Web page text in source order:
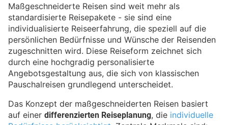
Maßgeschneiderte Reisen sind weit mehr als
standardisierte Reisepakete - sie sind eine
individualisierte Reiseerfahrung, die speziell auf die
persönlichen Bedürfnisse und Wünsche der Reisenden
zugeschnitten wird. Diese Reiseform zeichnet sich
durch eine hochgradig personalisierte
Angebotsgestaltung aus, die sich von klassischen
Pauschalreisen grundlegend unterscheidet.
Das Konzept der maßgeschneiderten Reisen basiert
auf einer differenzierten Reiseplanung, die individuelle